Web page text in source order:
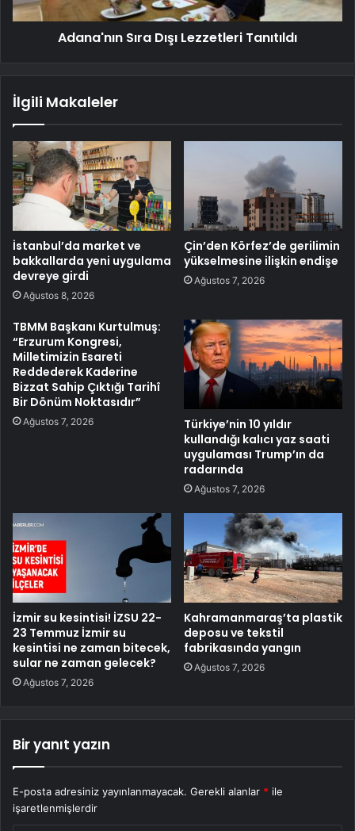
Adana'nın Sıra Dışı Lezzetleri Tanıtıldı
İlgili Makaleler
İstanbul’da market ve
bakkallarda yeni uygulama
devreye girdi
Ağustos 8, 2026
Çin’den Körfez’de gerilimin
yükselmesine ilişkin endişe
Ağustos 7, 2026
TBMM Başkanı Kurtulmuş:
“Erzurum Kongresi,
Milletimizin Esareti
Reddederek Kaderine
Bizzat Sahip Çıktığı Tarihî
Bir Dönüm Noktasıdır”
Ağustos 7, 2026
Türkiye’nin 10 yıldır
kullandığı kalıcı yaz saati
uygulaması Trump’ın da
radarında
Ağustos 7, 2026
İzmir su kesintisi! İZSU 22-
23 Temmuz İzmir su
kesintisi ne zaman bitecek,
sular ne zaman gelecek?
Ağustos 7, 2026
Kahramanmaraş’ta plastik
deposu ve tekstil
fabrikasında yangın
Ağustos 7, 2026
Bir yanıt yazın
E-posta adresiniz yayınlanmayacak. Gerekli alanlar * ile
işaretlenmişlerdir